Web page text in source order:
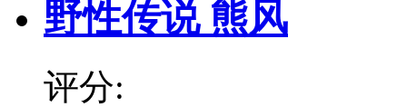
野性传说 熊风
评分: